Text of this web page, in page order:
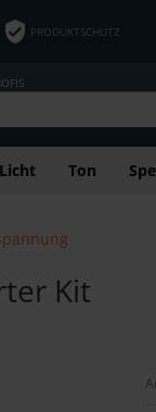
PRODUKTSCHUTZ
Licht Ton
Kit